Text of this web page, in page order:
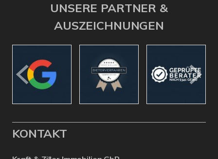
UNSERE PARTNER &
AUSZEICHNUNGEN
KONTAKT